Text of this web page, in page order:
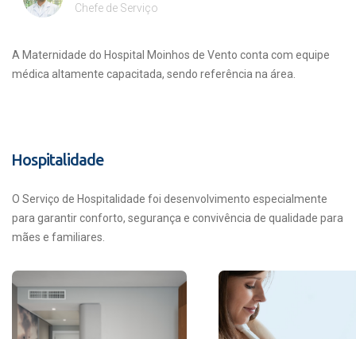
Chefe de Serviço
A Maternidade do Hospital Moinhos de Vento conta com equipe
médica altamente capacitada, sendo referência na área.
Hospitalidade
O Serviço de Hospitalidade foi desenvolvimento especialmente
para garantir conforto, segurança e convivência de qualidade para
mães e familiares.